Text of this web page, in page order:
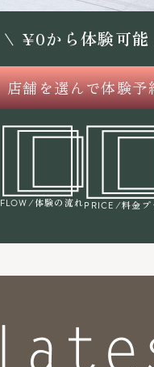
\ ¥0から体験可
店舗を選んで体験予
FLOW /体験の流れPRICE /料金プ